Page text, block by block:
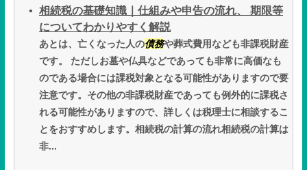
相続税の基礎知識｜仕組みや申告の流れ、 期限等
についてわかりやすく解説
あとは、亡くなった人の債務や葬式費用なども非課税財産
です。 ただしお墓や仏具などであっても非常に高価なも
のである場合には課税対象となる可能性がありますので要
注意です。その他の非課税財産であっても例外的に課税さ
れる可能性がありますので、詳しくは税理士に相談するこ
とをおすすめします。相続税の計算の流れ相続税の計算は
非...